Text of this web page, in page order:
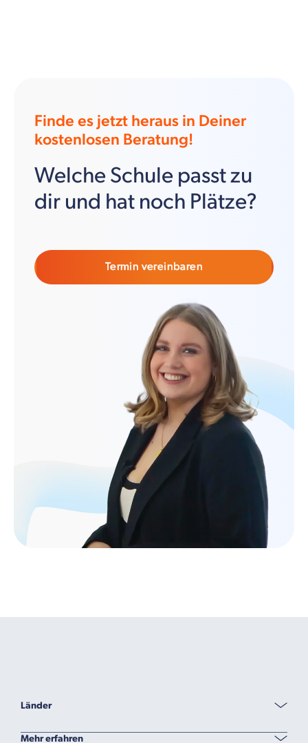
Finde es jetzt heraus in Deiner
kostenlosen Beratung!
Welche Schule passt zu
dir und hat noch Plätze?
Termin vereinbaren
Länder
Mehr erfahren